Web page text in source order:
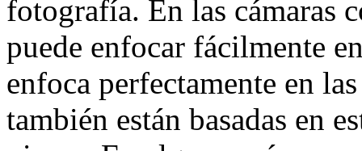
fotografía. En las cámaras
puede enfocar fácilmente
enfoca perfectamente en
también están basadas en